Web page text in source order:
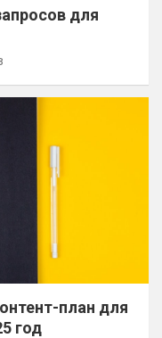
для
план для
год